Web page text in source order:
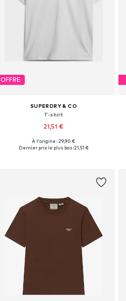
OFFRE
SUPERDRY & CO
T-shirt
21,51 €
+12
Tailles disponibles: XXS, XS, S, M, L, XL
À l'origine : 29,90 €
Dernier prix le plus bas :21,51 €